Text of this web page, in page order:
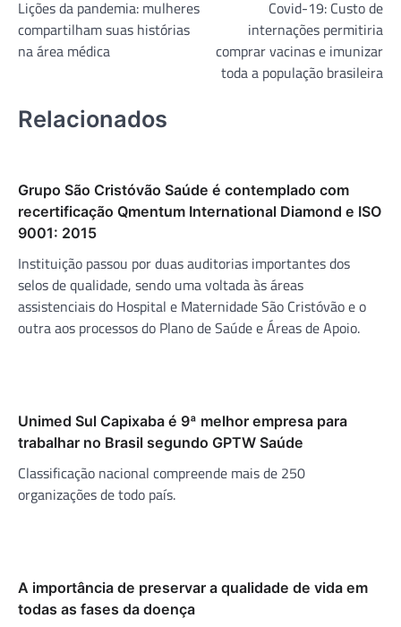
de
Post
Lições da pandemia: mulheres
compartilham suas histórias
na área médica
Covid-19: Custo de
internações permitiria
comprar vacinas e imunizar
toda a população brasileira
Relacionados
Grupo São Cristóvão Saúde é contemplado com
recertificação Qmentum International Diamond e ISO
9001: 2015
Instituição passou por duas auditorias importantes dos
selos de qualidade, sendo uma voltada às áreas
assistenciais do Hospital e Maternidade São Cristóvão e o
outra aos processos do Plano de Saúde e Áreas de Apoio.
Unimed Sul Capixaba é 9ª melhor empresa para
trabalhar no Brasil segundo GPTW Saúde
Classificação nacional compreende mais de 250
organizações de todo país.
A importância de preservar a qualidade de vida em
todas as fases da doença